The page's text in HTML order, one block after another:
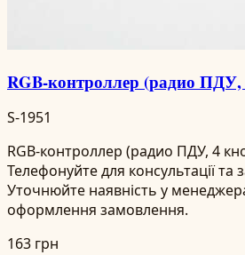
RGB-контроллер (радио
S-1951
RGB-контроллер (радио ПДУ, 4
Телефонуйте для консультації та
Уточнюйте наявність у
оформлення замовлення.
163 грн